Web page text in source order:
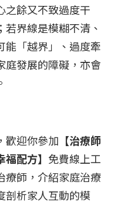
之餘又不致過度干
界線是模糊不清、
能「越界」、過度牽
庭發展的障礙，亦會
歡迎你參加 【治療師
配方】 免費線上工
療師，介紹家庭治療
剖析家人互動的模